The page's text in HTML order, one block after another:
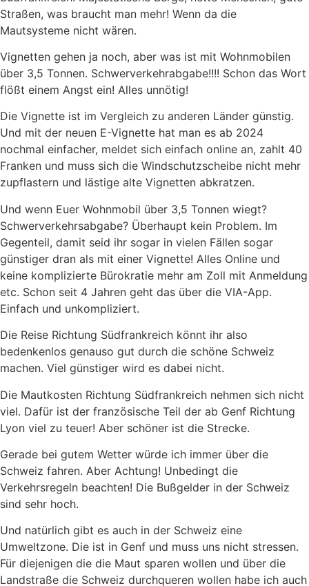
Straßen, was braucht man mehr! Wenn da die
Mautsysteme nicht wären.
Vignetten gehen ja noch, aber was ist mit Wohnmobilen
über 3,5 Tonnen. Schwerverkehrabgabe!!!! Schon das Wort
flößt einem Angst ein! Alles unnötig!
Die Vignette ist im Vergleich zu anderen Länder günstig.
Und mit der neuen E-Vignette hat man es ab 2024
nochmal einfacher, meldet sich einfach online an, zahlt 40
Franken und muss sich die Windschutzscheibe nicht mehr
zupflastern und lästige alte Vignetten abkratzen.
Und wenn Euer Wohnmobil über 3,5 Tonnen wiegt?
Schwerverkehrsabgabe? Überhaupt kein Problem. Im
Gegenteil, damit seid ihr sogar in vielen Fällen sogar
günstiger dran als mit einer Vignette! Alles Online und
keine komplizierte Bürokratie mehr am Zoll mit Anmeldung
etc. Schon seit 4 Jahren geht das über die VIA-App.
Einfach und unkompliziert.
Die Reise Richtung Südfrankreich könnt ihr also
bedenkenlos genauso gut durch die schöne Schweiz
machen. Viel günstiger wird es dabei nicht.
Die Mautkosten Richtung Südfrankreich nehmen sich nicht
viel. Dafür ist der französische Teil der ab Genf Richtung
Lyon viel zu teuer! Aber schöner ist die Strecke.
Gerade bei gutem Wetter würde ich immer über die
Schweiz fahren. Aber Achtung! Unbedingt die
Verkehrsregeln beachten! Die Bußgelder in der Schweiz
sind sehr hoch.
Und natürlich gibt es auch in der Schweiz eine
Umweltzone. Die ist in Genf und muss uns nicht stressen.
Für diejenigen die die Maut sparen wollen und über die
Landstraße die Schweiz durchqueren wollen habe ich auch